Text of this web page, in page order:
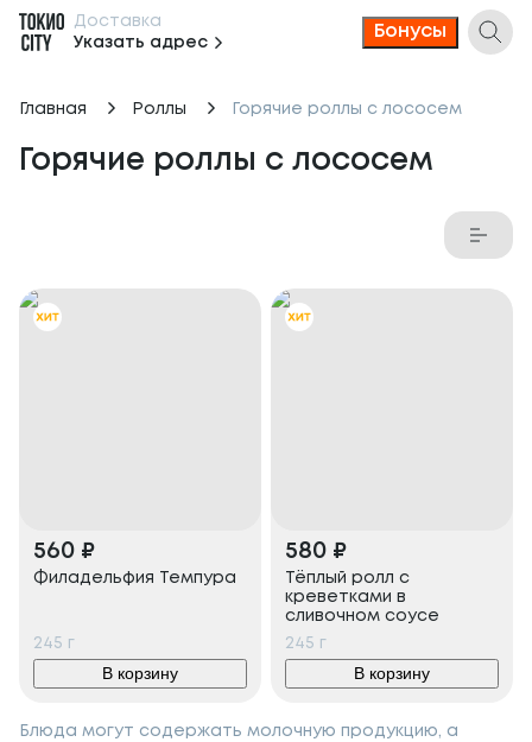
Доставка
Указать адрес
Бонусы
Главная Роллы Горячие роллы с лососем
Горячие роллы с лососем
560 ₽
Филадельфия Темпура
245 г
В корзину
580 ₽
Тёплый ролл с
креветками в
сливочном соусе
245 г
В корзину
Блюда могут содержать молочную продукцию, а